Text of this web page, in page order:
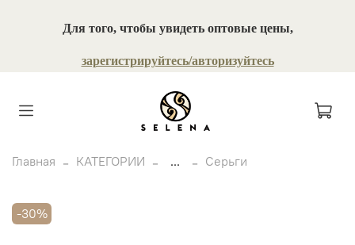
Для того, чтобы увидеть оптовые цены,
зарегистрируйтесь/авторизуйтесь
Главная КАТЕГОРИИ ... Серьги
-30%